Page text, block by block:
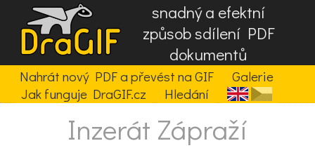
snadný a efektní
způsob sdílení PDF
dokumentů
Nahrát nový PDF a převést na GIF
Galerie
Jak funguje DraGIF.cz
Hledání
Inzerát Zápraží